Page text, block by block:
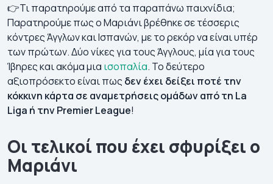
👉Τι παρατηρούμε από τα παραπάνω παιχνίδια;
Παρατηρούμε πως ο Μαριάνι βρέθηκε σε τέσσερις
κόντρες Άγγλων και Ισπανών, με το ρεκόρ να είναι υπέρ
των πρώτων. Δύο νίκες για τους Άγγλους, μία για τους
Ίβηρες και ακόμα μια ισοπαλία. Το δεύτερο
αξιοπρόσεκτο είναι πως δεν έχει δείξει ποτέ την
κόκκινη κάρτα σε αναμετρήσεις ομάδων από τη La
Liga ή την Premier League!
Οι τελικοί που έχει σφυρίξει ο
Μαριάνι